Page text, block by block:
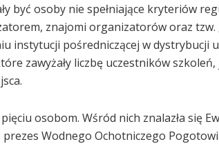
być osoby nie spełniające kryteriów
znajomi organizatorów oraz tzw.
instytucji pośredniczącej w dystrybucji
zawyżały liczbę uczestników
osobom. Wśród nich znalazła się
Wodnego Ochotniczego